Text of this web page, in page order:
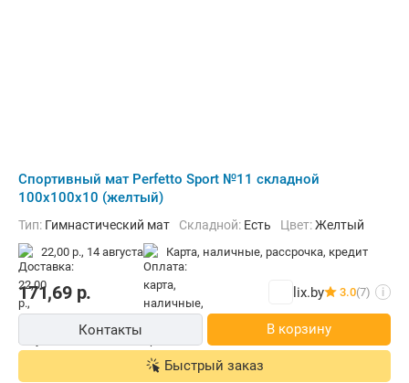
Cпортивный мат Perfetto Sport №11 складной
100x100x10 (желтый)
Тип: Гимнастический мат Складной: Есть Цвет:Желтый
22,00 р., 14 августа карта, наличные, рассрочка, кредит
171,69р. lix.by 3.0(7) i
Контакты В корзину
Быстрый заказ